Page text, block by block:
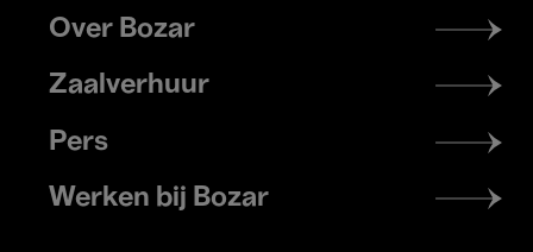
Footer
menu
Over Bozar
Zaalverhuur
Pers
Werken bij Bozar